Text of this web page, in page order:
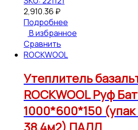
2,910.36 ₽
Подробнее
В избранное
Сравнить
ROCKWOOL
Утеплитель
ROCKWOOL Руф
1000*600*150